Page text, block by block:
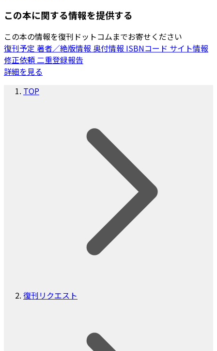
この本に関する情報を提供する
この本の情報を復刊ドットコムまでお寄せください
復刊予定 著者／絶版情報 奥付情報 ISBNコード サイト情報
修正依頼 二重登録報告
詳細を見る
TOP
復刊リクエスト